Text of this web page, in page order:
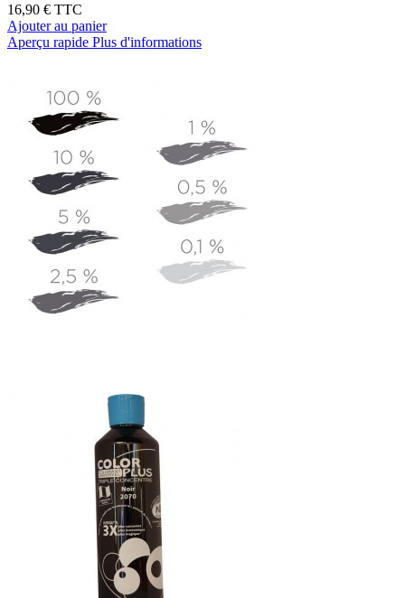
16,90 € TTC
Ajouter au panier
Aperçu rapide Plus d'informations